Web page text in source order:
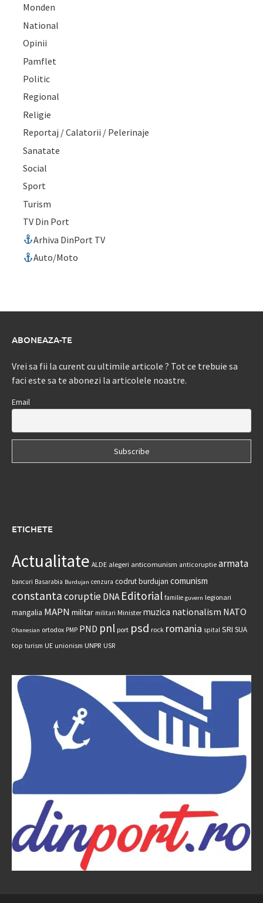
Monden
National
Opinii
Pamflet
Politic
Regional
Religie
Reportaj / Calatorii / Pelerinaje
Sanatate
Social
Sport
Turism
TV Din Port
Arhiva DinPort TV
Auto/Moto
ABONEAZA-TE
Vrei sa fii la curent cu ultimile articole ? Tot ce trebuie sa
faci este sa te abonezi la articolele noastre.
Email
ETICHETE
Actualitate ALDE alegeri anticomunism anticoruptie armata
bancuri Basarabia Burdujan cenzura codrut burdujan comunism
constantacoruptie DNA Editorial familie guvern legionari
mangalia MAPN militar militari Minister muzica nationalism NATO
Ohanesian ortodox PMP PND pnl port psd rock romania spital SRI SUA
top turism UE unionism UNPR USR